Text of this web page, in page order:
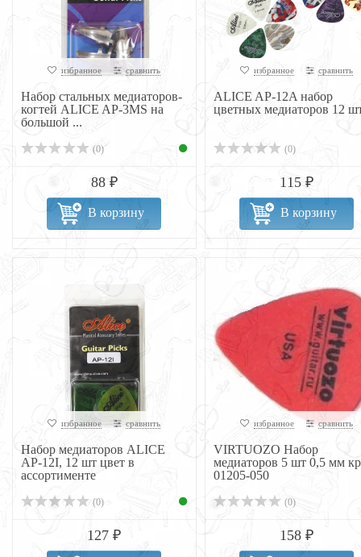
избранное сравнить
Набор стальных медиаторов-
когтей ALICE AP-3MS на
большой ...
(0)
88 ₽
В корзину
избранное сравнить
ALICE AP-12A набор
цветных медиаторов 12
(0)
115 ₽
В корзину
избранное сравнить
Набор медиаторов ALICE
AP-12I, 12 шт цвет в
ассортименте
(0)
127 ₽
избранное сравнить
VIRTUOZO Набор
медиаторов 5 шт 0,5 мм
01205-050
(0)
158 ₽